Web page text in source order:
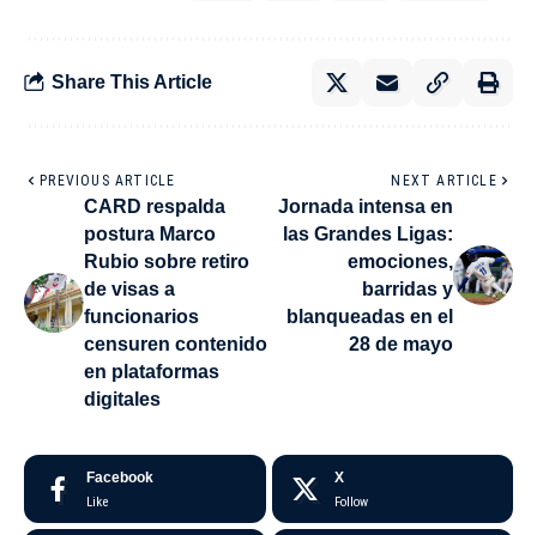
Share This Article
PREVIOUS ARTICLE
CARD respalda
postura Marco
Rubio sobre retiro
de visas a
funcionarios
censuren contenido
en plataformas
digitales
NEXT ARTICLE
Jornada intensa en
las Grandes Ligas:
emociones,
barridas y
blanqueadas en el
28 de mayo
Facebook
Like
X
Follow